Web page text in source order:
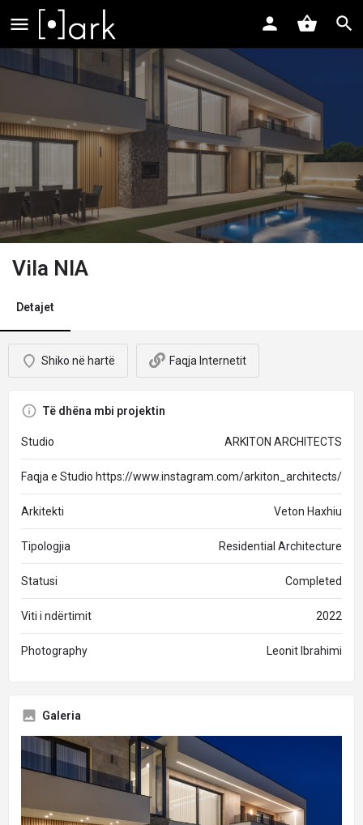
Vila NIA
Detajet
Shiko në hartë Faqja Internetit
Të dhëna mbi projektin
Studio ARKITON ARCHITECTS
Faqja e Studio https://www.instagram.com/arkiton_architects/
Arkitekti Veton Haxhiu
Tipologjia Residential Architecture
Statusi Completed
Viti i ndërtimit 2022
Photography Leonit Ibrahimi
Galeria